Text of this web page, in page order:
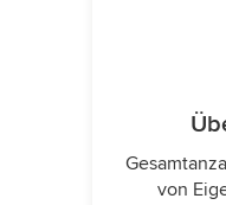
von